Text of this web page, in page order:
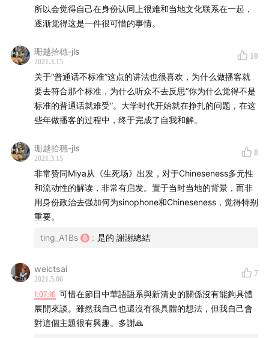
1950年代台灣首位變性人謝尖順的個案，歷史與政
認同：跨太平洋華語語系表述. 呈現》），對中國史/台灣
史的反思，從區域研究的新框架重新敘述科學、性別的歷
閹割、太監史與華語語系電影，婚姻平權法
10:38 從安部公房等日、韓作家到歷史上的滿洲時期
《滿洲的界域化：重構現代東亞的邊疆》
滿洲/東北是不是華語語系？邊疆和政治權力的空間
華語語系概念幫助修正後殖民研究，重新建立廣義的
東南亞和東北亞區域
所以会觉得自己在身份认同上很难和当地文化联系在一起，
逐渐觉得这是一件很可惜的事情。
珊越拾穗-jls
2021.3.15
10
关于“普通话不标准”这点的讲法也很喜欢，为什么做播客就
要去符合那个标准，为什么听众不去反思“你为什么觉得不是
标准的普通话就难受”。大学时代开始就在挣扎的问题，在这
些年做播客的过程中，终于完成了自我和解。
珊越拾穗-jls
2021.3.15
8
非常赞同Miya从《生死场》出发，对于Chineseness多元性
和流动性的解读，非常有启发。置于当时当地的背景，而非
用身份政治去强加何为sinophone和Chineseness，觉得特别
重要。
ting_A1Bs : 是的 謝謝總結
weictsai
2021.5.06
7
1:07:16 可惜在節目中華語語系與新清史的關係沒有能夠具體
展開來談。雖然我自己也還沒有很具體的想法，但我自己會
對這個主題很有興趣。多謝🙏